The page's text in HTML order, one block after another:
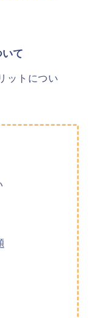
て
ットについ